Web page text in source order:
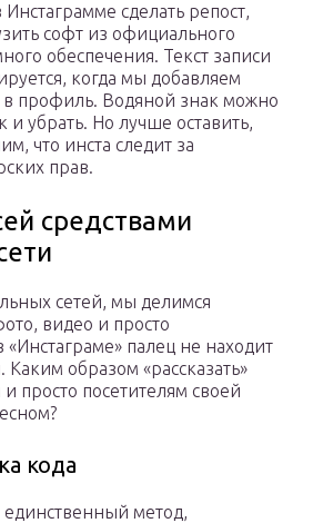
сделать репост,
софт из официального
обеспечения. Текст записи
когда мы добавляем
в профиль. Водяной знак можно
и убрать. Но лучше оставить,
что инста следит за
прав.
средствами
сетей, мы делимся
видео и просто
палец не находит
образом «рассказать»
просто посетителям своей
кода
единственный метод,